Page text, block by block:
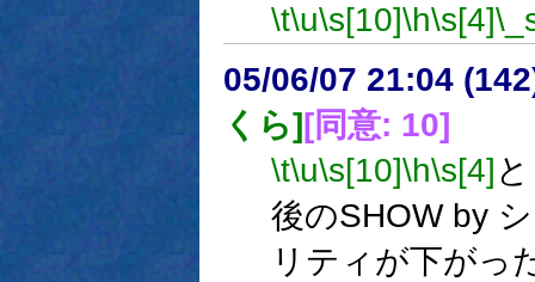
\t\u\s[10]\h\s[4]
05/06/07 21:04
くら] [同意: 10]
\t\u\s[10]\h\s[4]
後のSHOW by
リティが下がっ